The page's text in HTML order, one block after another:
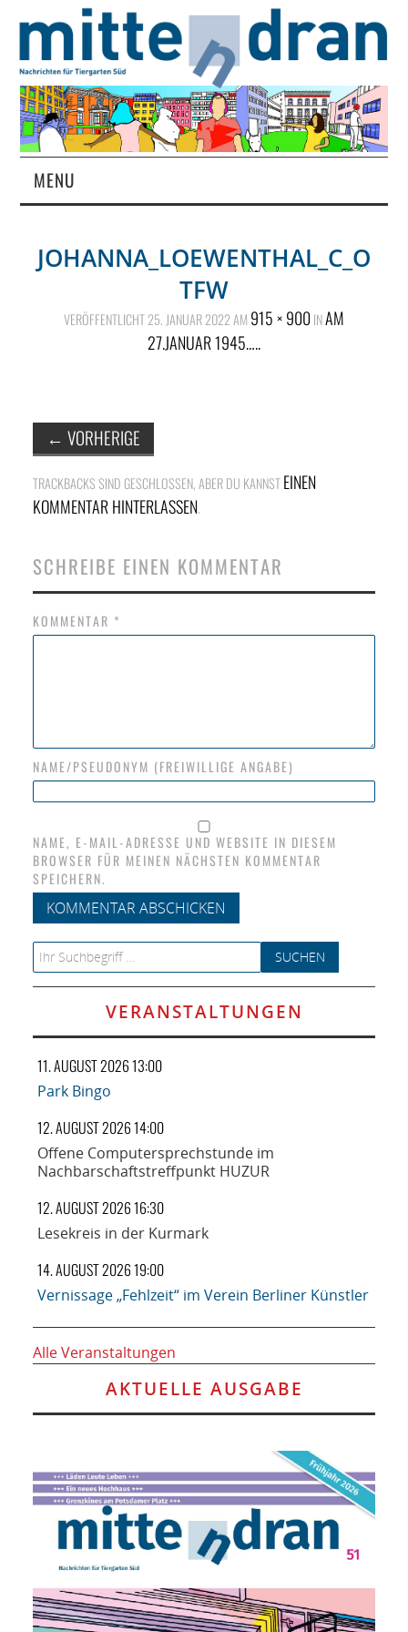
MENU
MAGAZIN
ÜBER UNS
SPONSORING
KONTAKT
JOHANNA_LOEWENTHAL_C_O
TFW
VERÖFFENTLICHT25. JANUAR 2022AM915 × 900INAM
27.JANUAR 1945…..
← VORHERIGE
TRACKBACKS SIND GESCHLOSSEN, ABER DU KANNSTEINEN
KOMMENTAR HINTERLASSEN.
SCHREIBE EINEN KOMMENTAR
KOMMENTAR *
NAME/PSEUDONYM (FREIWILLIGE ANGABE)
NAME, E-MAIL-ADRESSE UND WEBSITE IN DIESEM
BROWSER FÜR MEINEN NÄCHSTEN KOMMENTAR
SPEICHERN.
Search for:
VERANSTALTUNGEN
11. AUGUST 2026 13:00
Park Bingo
12. AUGUST 2026 14:00
Offene Computersprechstunde im
Nachbarschaftstreffpunkt HUZUR
12. AUGUST 2026 16:30
Lesekreis in der Kurmark
14. AUGUST 2026 19:00
Vernissage „Fehlzeit“ im Verein Berliner Künstler
Alle Veranstaltungen
AKTUELLE AUSGABE